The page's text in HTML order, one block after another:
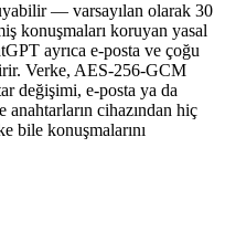
— varsayılan olarak 30
konuşmaları koruyan yasal
ayrıca e-posta ve çoğu
Verke, AES-256-GCM
değişimi, e-posta ya da
cihazından hiç
bile konuşmalarını